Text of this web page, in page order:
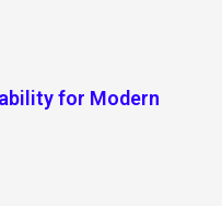
for Modern